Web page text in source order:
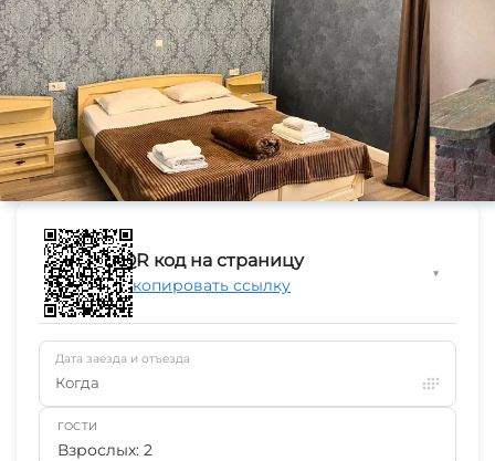
QR код на страницу
Скопировать ссылку
▼
Дата заезда и отъезда
Когда
ГОСТИ
Взрослых: 2